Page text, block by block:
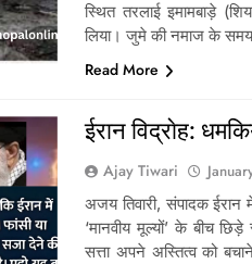
स्थित तरलाई इमामबाड़े
लिया। जुमे की नमाज के
Read More
ईरान विद्राेह:
Ajay Tiwari
अजय तिवारी, संपादक ईरान
‘मानवीय मूल्यों’ के बीच
सत्ता अपने अस्तित्व को